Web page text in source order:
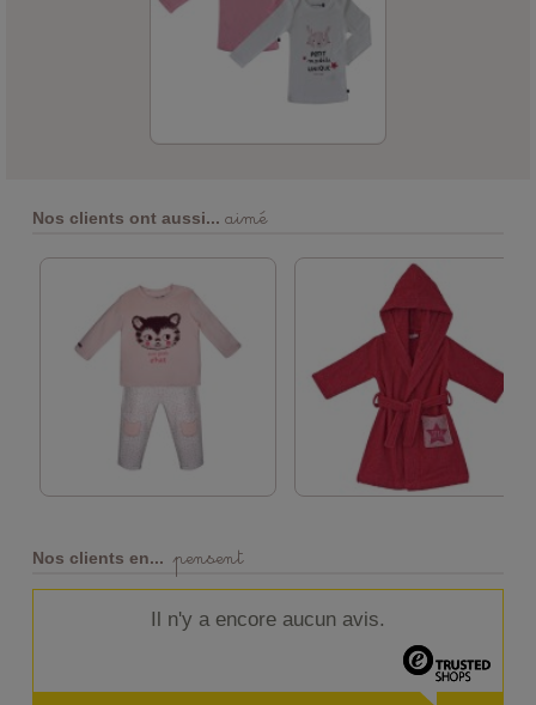
Nos clients ont aussi... aimé
Nos clients en... pensent
Il n'y a encore aucun avis.